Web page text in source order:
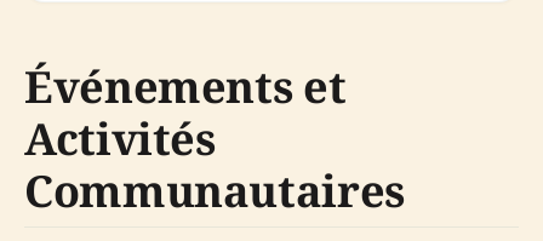
Événements et
Activités
Communautaires